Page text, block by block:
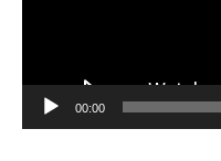
00:00